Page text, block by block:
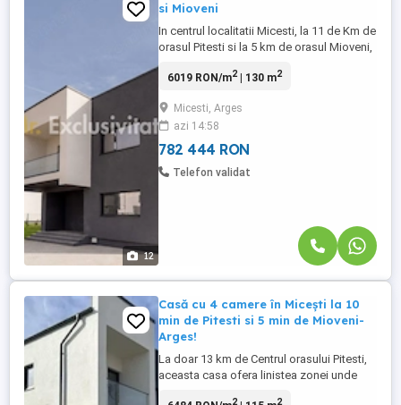
12
si Mioveni
In centrul localitatii Micesti, la 11 de Km de
orasul Pitesti si la 5 km de orasul Mioveni,
contemporan isi asteapta noii proprietari.
terasa, bucataria, o baie, si un dressing,
iar la etaj gasim trei dormitoare dintre ...
6019 RON/m2| 130 m2
Micesti, Arges
azi 14:58
782 444 RON
Telefon validat
Casă cu 4 camere în Micești la 10
min de Pitesti si 5 min de Mioveni-
Arges!
La doar 13 km de Centrul orasului Pitesti,
aceasta casa ofera linistea zonei unde
2 2